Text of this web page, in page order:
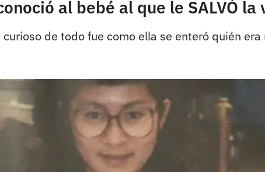
al bebé al que le SALVÓ la
de todo fue como ella se enteró quién